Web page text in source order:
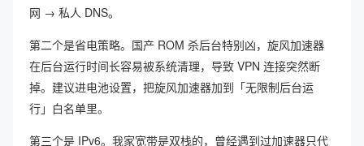
网 → 私人 DNS。
第二个是省电策略。国产 ROM 杀后台特别凶，旋风加速器
在后台运行时间长容易被系统清理，导致 VPN 连接突然断
掉。建议进电池设置，把旋风加速器加到「无限制后台运
行」白名单里。
第三个是 IPv6。我家宽带是双栈的，曾经遇到过加速器只代